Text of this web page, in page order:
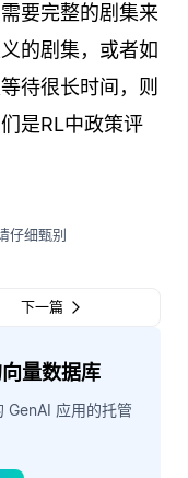
要完整的剧集来
的剧集，或者如
待很长时间，则
是RL中政策评
仔细甄别
下一篇
量数据库
GenAI 应用的托管